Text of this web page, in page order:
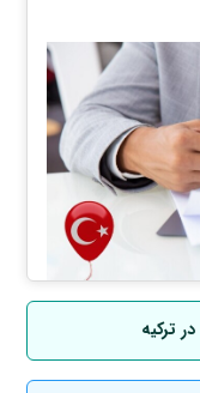
ترکیه